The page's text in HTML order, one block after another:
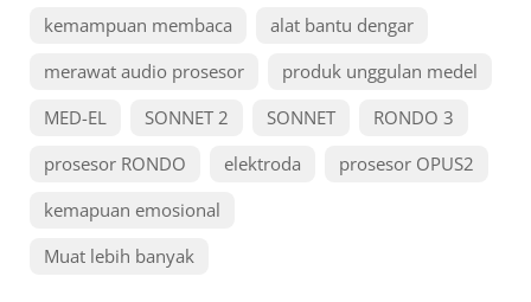
kemampuan membaca
alat bantu dengar
merawat audio prosesor
produk unggulan medel
MED-EL
SONNET 2 SONNET
RONDO 3
prosesor RONDO
elektroda
prosesor OPUS2
kemapuan emosional
Muat lebih banyak